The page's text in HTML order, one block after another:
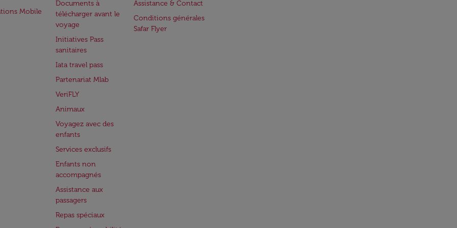
Mobile
Documents à
télécharger avant le
voyage
Initiatives Pass
sanitaires
Iata travel pass
Partenariat Mlab
VeriFLY
Animaux
Voyagez avec des
enfants
Services exclusifs
Enfants non
accompagnés
Assistance aux
passagers
Repas spéciaux
Assistance & Contact
Conditions générales
Safar Flyer